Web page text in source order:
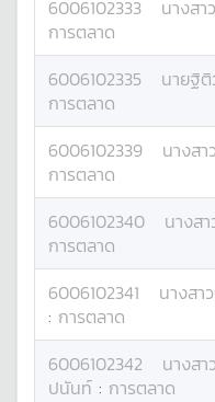
6006102333 นางสาว
การตลาด
6006102335 นายฐิ
การตลาด
6006102339 นางสาว
การตลาด
6006102340 นางสา
การตลาด
6006102341 นางสาว
: การตลาด
6006102342 นางสาว
ปนันท์ : การตลาด